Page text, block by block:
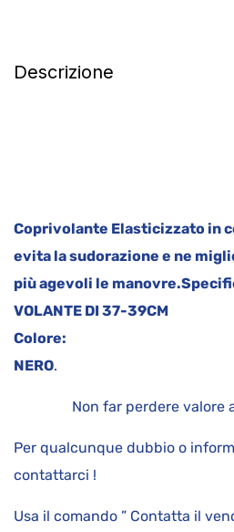
Descrizione
Coprivolante Elasticizzato in
evita la sudorazione e ne
più agevoli le manovre.
VOLANTE DI 37-39CM
Colore:
NERO.
Non far perdere valore
Per qualcunque dubbio o
contattarci !
Usa il comando ” Contatta il